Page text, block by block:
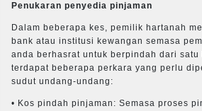
Penukaran penyedia pinjaman
Dalam beberapa kes, pemilik hartanah
bank atau institusi kewangan semasa
anda berhasrat untuk berpindah dari
terdapat beberapa perkara yang perlu
sudut undang-undang:
• Kos pindah pinjaman: Semasa proses